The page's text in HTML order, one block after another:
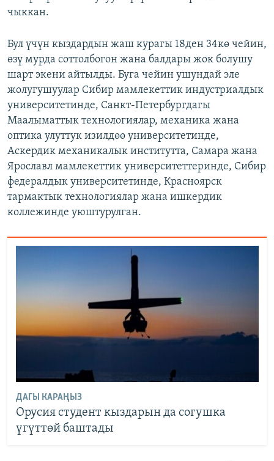
чыккан.
Бул үчүн кыздардын жаш курагы 18ден 34кө чейин,
өзү мурда соттолбогон жана балдары жок болушу
шарт экени айтылды. Буга чейин ушундай эле
жолугушуулар Сибир мамлекеттик индустриалдык
университетинде, Санкт-Петербургдагы
Маалыматтык технологиялар, механика жана
оптика улуттук изилдөө университетинде,
Аскердик механикалык институтта, Самара жана
Ярославл мамлекеттик университеттеринде, Сибир
федералдык университетинде, Красноярск
тармактык технологиялар жана ишкердик
коллежинде уюштурулган.
ДАГЫ КАРАҢЫЗ
Орусия студент кыздарын да согушка
үгүттөй баштады